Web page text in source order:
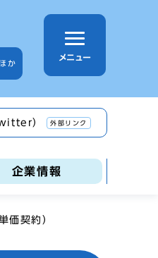
か
メニュー
） 外部リンク
企業情報
価契約）